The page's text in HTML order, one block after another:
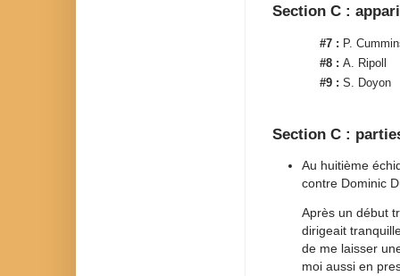
Section C :
#7 : P.
#8 : A. Ripoll
#9 : S. Doyon
Section C :
Au huitième
contre Dominic
Après un début
dirigeait
de me laisser
moi aussi en